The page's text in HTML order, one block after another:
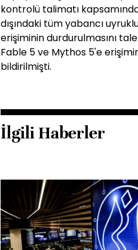
kontrolü talimatı
dışındaki tüm yabancı
erişiminin durdurulmasını
Fable 5 ve Mythos 5'e
bildirilmişti.
İlgili Haberler